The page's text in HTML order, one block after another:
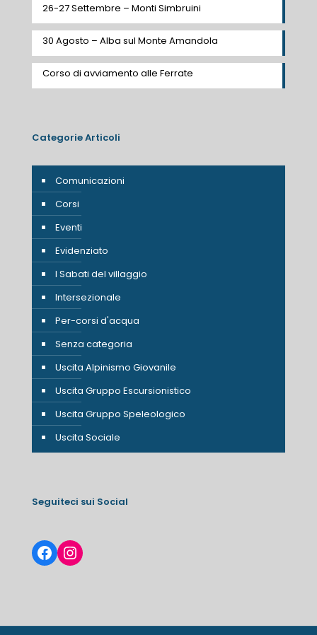
26-27 Settembre – Monti Simbruini
30 Agosto – Alba sul Monte Amandola
Corso di avviamento alle Ferrate
Categorie Articoli
Comunicazioni
Corsi
Eventi
Evidenziato
I Sabati del villaggio
Intersezionale
Per-corsi d'acqua
Senza categoria
Uscita Alpinismo Giovanile
Uscita Gruppo Escursionistico
Uscita Gruppo Speleologico
Uscita Sociale
Seguiteci sui Social
Facebook
Instagram